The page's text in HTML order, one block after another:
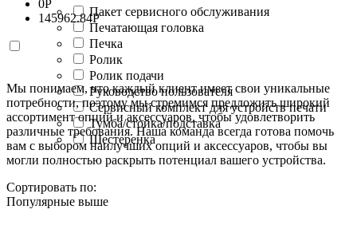
Пакет сервисного обслуживания
Печатающая головка
Печка
Ролик
Ролик подачи
Руководство пользователя
Сервисный комплект для устройств печати
Тумба/стойка/подставка
Шестеренка
0Р
145962.84Р
Мы понимаем, что каждый клиент имеет свои уникальные
потребности, поэтому мы стремимся предложить широкий
ассортимент опций и аксессуаров, чтобы удовлетворить
различные требования. Наша команда всегда готова помочь
вам с выбором наилучших опций и аксессуаров, чтобы вы
могли полностью раскрыть потенциал вашего устройства.
Сортировать по:
Популярные выше